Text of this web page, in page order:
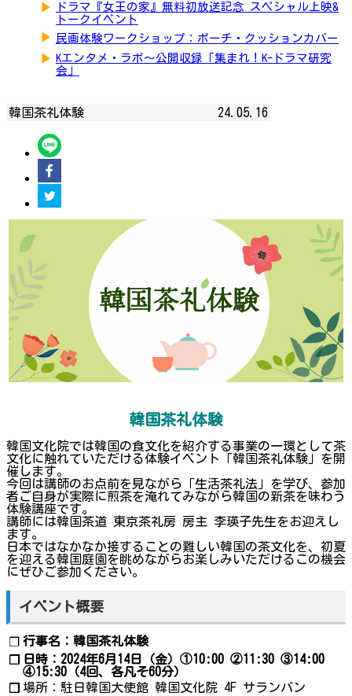
▶
ドラマ『女王の家』無料初放送記念 スペシャル上映&
トークイベント
▶ 民画体験ワークショップ：ポーチ・クッションカバー
▶ Kエンタメ・ラボ～公開収録「集まれ！K-ドラマ研究
会」
韓国茶礼体験 24.05.16
韓国茶礼体験
韓国文化院では韓国の食文化を紹介する事業の一環として茶
文化に触れていただける体験イベント「韓国茶礼体験」を開
催します。
今回は講師のお点前を見ながら「生活茶礼法」を学び、参加
者ご自身が実際に煎茶を淹れてみながら韓国の新茶を味わう
体験講座です。
講師には韓国茶道 東京茶礼房 房主 李瑛子先生をお迎えし
ます。
日本ではなかなか接することの難しい韓国の茶文化を、初夏
を迎える韓国庭園を眺めながらお楽しみいただけるこの機会
にぜひご参加ください。
イベント概要
❐ 行事名：韓国茶礼体験
❐
日時：2024年6月14日（金）①10:00 ②11:30 ③14:00
④15:30（4回、各凡そ60分）
❐ 場所：駐日韓国大使館 韓国文化院 4F サランバン